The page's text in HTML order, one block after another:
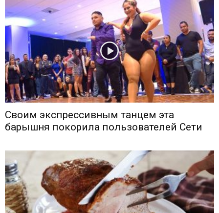
Своим экспрессивным танцем эта
барышня покорила пользователей Сети